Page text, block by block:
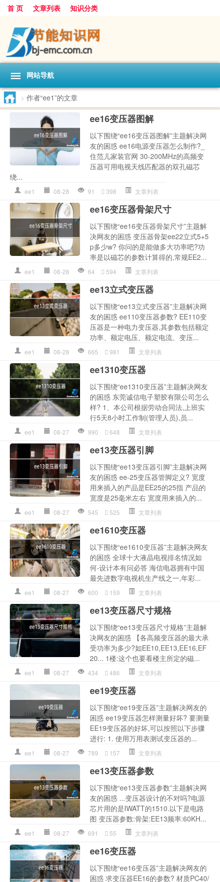
首 页 文章列表 知识分类
网站导航
> 作者“ee1”的文章
ee16变压器图解
以下围绕“ee16变压器图解”主题解决网
友的困惑 ee16电源变压器怎么制作?_
住范儿家装官网 30-200MHz的高频变
压器可用电视天线匹配器的双孔磁芯
绕...
ee1 08-28 91 398 文章列表
ee16变压器骨架尺寸
以下围绕“ee16变压器骨架尺寸”主题解
决网友的困惑 变压器骨架ee22立式5+5
p多少w? 你问的是能做多大功率吧?功
率是以磁芯的参数计算得的,常规EE2...
ee1 08-28 64 594 文章列表
ee13立式变压器
以下围绕“ee13立式变压器”主题解决网
友的困惑 ee110变压器参数? EE110变
压器是一种电力变压器,其参数包括额定
功率、额定电压、额定电流、变压...
ee1 08-28 665 981 文章列表
ee1310变压器
以下围绕“ee1310变压器”主题解决网友
的困惑 东莞诚信电子塑胶有限公司怎么
样? 1、本公司根据劳动合同法,上班实
行5天8小时工作制(管理人员),员...
ee1 08-27 990 648 文章列表
ee13变压器引脚
以下围绕“ee13变压器引脚”主题解决网
友的困惑 ee-25变压器管脚定义? 宽度
用来插入的产品是EE25的25指 产品的
宽度是25毫米左右 宽度用来插入的...
ee1 08-27 545 525 文章列表
ee1610变压器
以下围绕“ee1610变压器”主题解决网友
的困惑 全球十大液晶电视排名情况如
何-设计本有问必答 海信电器拥有中国
最先进数字电视机生产线之一,年彩...
ee1 08-27 600 159 文章列表
ee13变压器尺寸规格
以下围绕“ee13变压器尺寸规格”主题解
决网友的困惑 【各高频变压器的最大承
受功率为多少?如EE10,EE13,EE16,EF
20... 1楼:这个也要看楼主所定的磁...
ee1 08-27 434 486 文章列表
ee19变压器
以下围绕“ee19变压器”主题解决网友的
困惑 ee19变压器怎样测量好坏? 要测量
EE19变压器的好坏,可以按照以下步骤
进行: 1. 使用万用表测试变压器的...
ee1 08-27 789 157 文章列表
ee13变压器参数
以下围绕“ee13变压器参数”主题解决网
友的困惑 ...变压器设计的不对吗?电源
芯片用的是IWATT的1510.以下是电路
图 变压器参数:骨架:EE13频率:60KH...
ee1 08-27 691 55 文章列表
ee16变压器
以下围绕“ee16变压器”主题解决网友的
困惑 求变压器EE16的参数? 材质PC40/